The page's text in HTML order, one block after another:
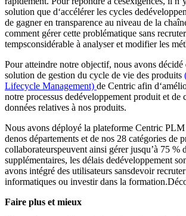
solution que d‘accélérer les cycles
de gagner en transparence au niveau de la
comment gérer cette problématique sans
tempsconsidérable à analyser et modifier les
Pour atteindre notre objectif, nous avons décidé
solution de gestion du cycle de vie des produits
Lifecycle Management) de Centric afin
notre processus dedéveloppement produit et de
données relatives à nos produits.
Nous avons déployé la plateforme Centric PLM
denos départements et de nos 28 catégories de
collaborateurspeuvent ainsi gérer jusqu’à 75 %
supplémentaires, les délais dedéveloppement
avons intégré des utilisateurs sansdevoir
informatiques ou investir dans la
Faire plus et mieux